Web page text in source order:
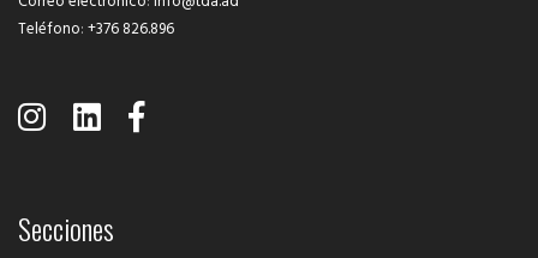
Teléfono:+376 826.896
Secciones